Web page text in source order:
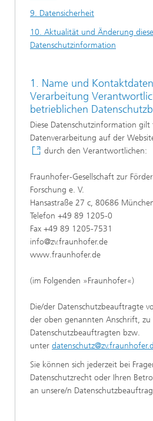
9. Datensicherheit
10. Aktualität und Änderung
Datenschutzinformation
1. Name und
Verarbeitung
betrieblichen
Diese Datenschutzinformation
Datenverarbeitung auf der
durch den Verantwortlichen:
Fraunhofer-Gesellschaft zur
Forschung e. V.
Hansastraße 27 c, 80686
Telefon +49 89 1205-0
Fax +49 89 1205-7531
info@zv.fraunhofer.de
www.fraunhofer.de
(im Folgenden »Fraunhofer«)
Die/der Datenschutzbeauftragte
der oben genannten Anschrift, zu
Datenschutzbeauftragten bzw.
unter
Sie können sich jederzeit bei
Datenschutzrecht oder Ihren
an unsere/n